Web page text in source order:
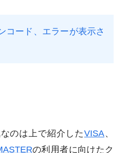
コード、エラーが表示さ
のは上で紹介したVISA、
の利用者に向けたク